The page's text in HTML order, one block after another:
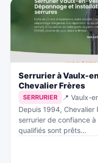
Serrurier à Vaulx-
Chevalier Frères
SERRURIER
📍 Vaulx-
Depuis 1994,
serrurier de confiance
qualifiés sont prêts…